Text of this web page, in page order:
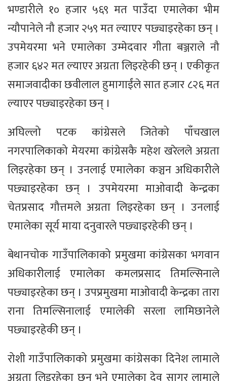
भण्डारीले १० हजार ५६९ मत पाउँदा एमालेका भीम
न्यौपानेले नौ हजार २५९ मत ल्याएर पछ्याइरहेका छन् ।
उपमेयरमा भने एमालेका उम्मेदवार गीता बञ्जराले नौ
हजार ६४२ मत ल्याएर अग्रता लिइरहेकी छन् । एकीकृत
समाजवादीका छवीलाल हुमागाईंले सात हजार ८२६ मत
ल्याएर पछ्याइरहेका छन् ।
अघिल्लो पटक कांग्रेसले जितेको पाँचखाल
नगरपालिकाको मेयरमा कांग्रेसकै महेश खरेलले अग्रता
लिइरहेका छन् । उनलाई एमालेका कञ्चन अधिकारीले
पछ्याइरहेका छन् । उपमेयरमा माओवादी केन्द्रका
चेतप्रसाद गौत्तमले अग्रता लिइरहेका छन् । उनलाई
एमालेका सूर्य माया दनुवारले पछ्याइरहेकी छन् ।
बेथानचोक गाउँपालिकाको प्रमुखमा कांग्रेसका भगवान
अधिकारीलाई एमालेका कमलप्रसाद तिमल्सिनाले
पछ्याइरहेका छन् । उपप्रमुखमा माओवादी केन्द्रका तारा
राना तिमल्सिनालाई एमालेकी सरला लामिछानेले
पछ्याइरहेकी छन् ।
रोशी गाउँपालिकाको प्रमुखमा कांग्रेसका दिनेश लामाले